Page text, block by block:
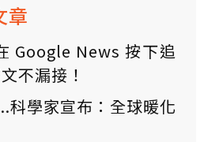
章
Google News 按下追
不漏接！
科學家宣布：全球暖化